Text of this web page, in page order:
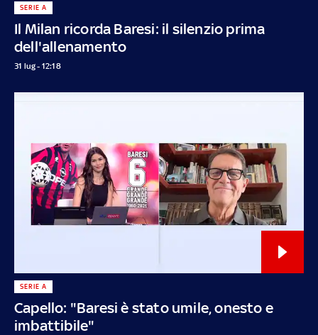
Il Milan ricorda Baresi: il silenzio prima
dell'allenamento
SERIE A
31 lug - 12:18
Capello: "Baresi è stato umile, onesto e
imbattibile"
SERIE A